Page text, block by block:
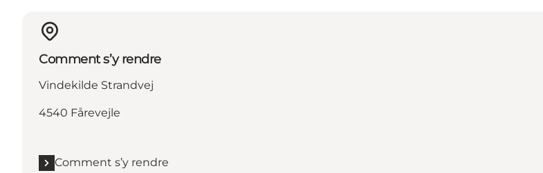
Comment s’y rendre
Vindekilde Strandvej
4540 Fårevejle
Comment s’y rendre